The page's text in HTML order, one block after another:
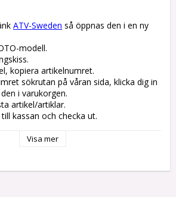
ATV-Sweden så öppnas den i en ny
modell.
kopiera artikelnumret.
sökrutan på våran sida, klicka dig in
i varukorgen.
artikel/artiklar.
kassan och checka ut.
Visa mer